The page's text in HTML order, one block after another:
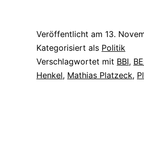
Veröffentlicht am 13.
Kategorisiert als Politik
Verschlagwortet mit BBI,
Henkel, Mathias Platzeck,